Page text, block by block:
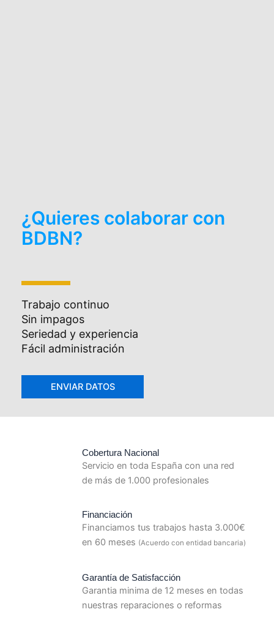
¿Quieres colaborar con
BDBN?
Trabajo continuo
Sin impagos
Seriedad y experiencia
Fácil administración
Cobertura Nacional
Servicio en toda España con una red
de más de 1.000 profesionales
Financiación
Financiamos tus trabajos hasta 3.000€
en 60 meses (Acuerdo con entidad bancaria)
Garantía de Satisfacción
Garantia minima de 12 meses en todas
nuestras reparaciones o reformas